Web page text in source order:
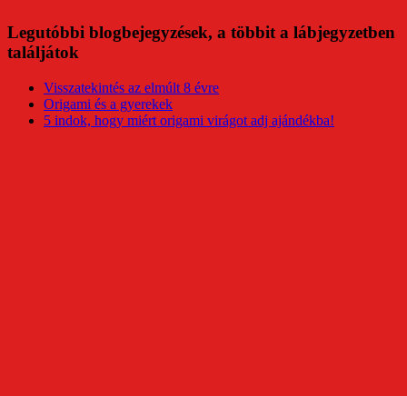
Legutóbbi blogbejegyzések, a többit a lábjegyzetben
találjátok
Visszatekintés az elmúlt 8 évre
Origami és a gyerekek
5 indok, hogy miért origami virágot adj ajándékba!